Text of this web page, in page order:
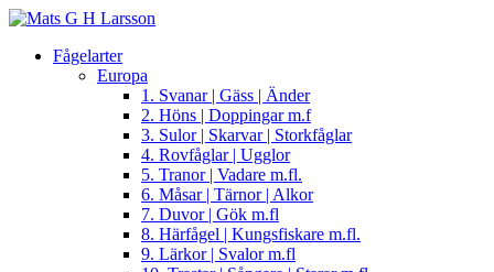
Fågelarter
Europa
1. Svanar | Gäss | Änder
2. Höns | Doppingar m.f
3. Sulor | Skarvar | Storkfåglar
4. Rovfåglar | Ugglor
5. Tranor | Vadare m.fl.
6. Måsar | Tärnor | Alkor
7. Duvor | Gök m.fl
8. Härfågel | Kungsfiskare m.fl.
9. Lärkor | Svalor m.fl